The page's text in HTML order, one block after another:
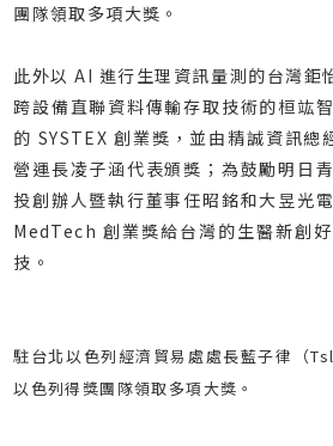
團隊領取多項大獎。
此外以 AI 進行生理資訊量測的台灣鉅
跨設備直聯資料傳輸存取技術的桓竑
的 SYSTEX 創業獎，並由精誠資訊總
營運長凌子涵代表頒獎；為鼓勵明日
投創辦人暨執行董事任昭銘和大昱光
MedTech 創業獎給台灣的生醫新創
技。
駐台北以色列經濟貿易處處長藍子律（
以色列得獎團隊領取多項大獎。